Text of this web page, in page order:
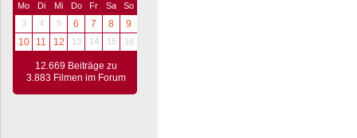
Mo Di Mi Do Fr Sa
So
3
4 5 6 7 8
9
10
11 12 13 14 15 16
12.669 Beiträge zu
3.883 Filmen im Forum